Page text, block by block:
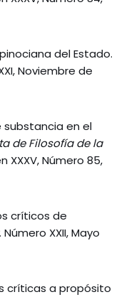
del Estado.
Noviembre de
substancia en el
de Filosofía de la
XXXV, Número 85,
críticos de
. Número XXII, Mayo
críticas a propósito